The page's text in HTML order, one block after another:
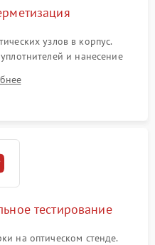
узлов в корпус.
и нанесение
— вакуумирование и
исключения запотевания
тестирование
на оптическом стенде.